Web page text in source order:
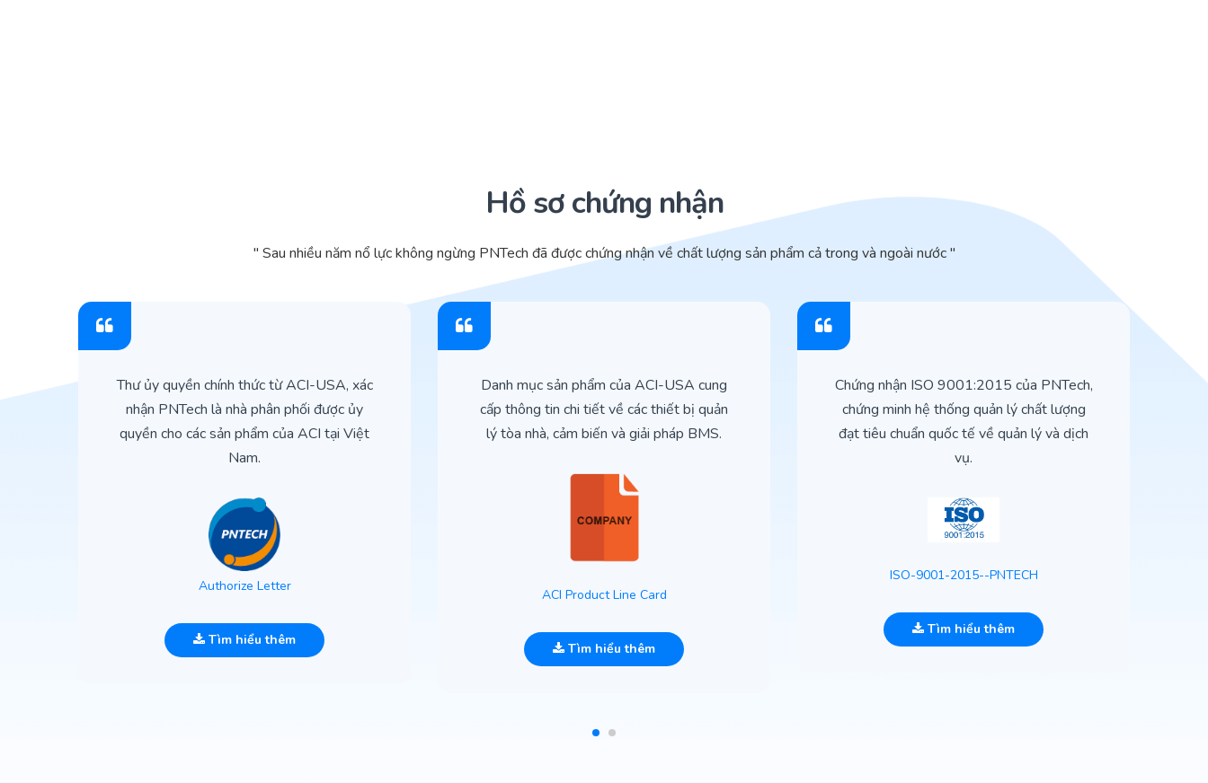
Hồ sơ chứng nhận
" Sau nhiều năm nổ lực không ngừng PNTech đã được chứng nhận về chất lượng sản phẩm cả trong và ngoài nước "
Thư ủy quyền chính thức từ ACI-USA, xác
nhận PNTech là nhà phân phối được ủy
quyền cho các sản phẩm của ACI tại Việt
Nam.
Authorize Letter
Tìm hiểu thêm
Danh mục sản phẩm của ACI-USA cung
cấp thông tin chi tiết về các thiết bị quản
lý tòa nhà, cảm biến và giải pháp BMS.
ACI Product Line Card
Tìm hiểu thêm
Chứng nhận ISO 9001:2015 của PNTech,
chứng minh hệ thống quản lý chất lượng
đạt tiêu chuẩn quốc tế về quản lý và dịch
vụ.
ISO-9001-2015--PNTECH
Tìm hiểu thêm